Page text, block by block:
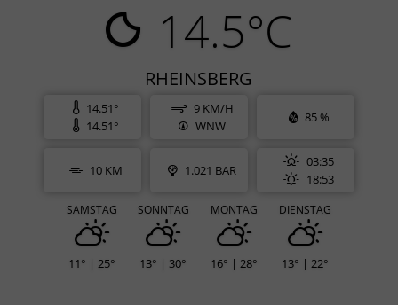
14.5°C
RHEINSBERG
14.51°
14.51°
9 KM/H
WNW
85 %
10 KM 1.021 BAR
03:35
18:53
SAMSTAG
11° | 25°
SONNTAG
13° | 30°
MONTAG
16° | 28°
DIENSTAG
13° | 22°